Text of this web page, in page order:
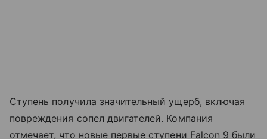
Ступень получила значительный ущерб, включая
повреждения сопел двигателей. Компания
отмечает, что новые первые ступени Falcon 9 были